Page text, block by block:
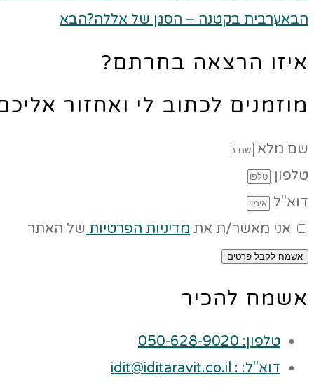
הבאערבית בקטנה – הסגן של אללה?הבא
איזו הרצאה בחרתם?
מוזמנים לכתוב לי ואחזור
שם מלא
טלפון
דוא"ל
אני מאשר/ת את מדיניות הפרטיות של האתר
אשמח לקבל פרטים
אשמח להכיר
טלפון: 050-628-9020
דוא"ל: : idit@iditaravit.co.il